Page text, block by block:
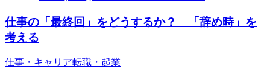
仕事の「最終回」をどうするか？ 「辞め時」を
考える
仕事・キャリア転職・起業